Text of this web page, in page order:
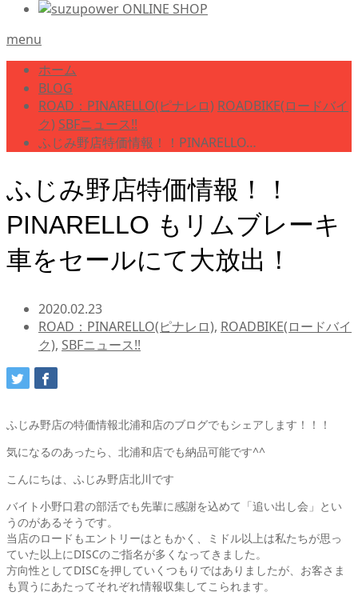
menu
ホーム
BLOG
ROAD：PINARELLO(ピナレロ) ROADBIKE(ロードバイ
ク) SBFニュース!!
ふじみ野店特価情報！！PINARELLO…
ふじみ野店特価情報！！
PINARELLO もリムブレーキ
車をセールにて大放出！
2020.02.23
ROAD：PINARELLO(ピナレロ), ROADBIKE(ロードバイ
ク), SBFニュース!!
ふじみ野店の特価情報北浦和店のブログでもシェアします！！！
気になるのあったら、北浦和店でも納品可能です^^
こんにちは、ふじみ野店北川です
バイト小野口君の部活でも先輩に感謝を込めて「追い出し会」とい
うのがあるそうです。
当店のロードもエントリーはともかく、ミドル以上は私たちが思っ
ていた以上にDISCのご指名が多くなってきました。
方向性としてDISCを押していくつもりではありましたが、お客さま
も買うにあたってそれぞれ情報収集してこられます。